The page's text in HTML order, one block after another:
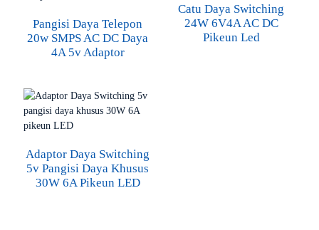
Pangisi Daya Telepon
20w SMPS AC DC Daya
4A 5v Adaptor
Catu Daya Switching
24W 6V4A AC DC
Pikeun Led
Adaptor Daya Switching
5v Pangisi Daya Khusus
30W 6A Pikeun LED